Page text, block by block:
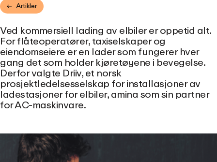
Artikler
Ved kommersiell lading av elbiler er oppetid alt.
For flåteoperatører, taxiselskaper og
eiendomseiere er en lader som fungerer hver
gang det som holder kjøretøyene i bevegelse.
Derfor valgte Driiv, et norsk
prosjektledelsesselskap for installasjoner av
ladestasjoner for elbiler, amina som sin partner
for AC-maskinvare.